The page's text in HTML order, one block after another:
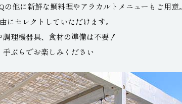
の他に新鮮な鯛料理やアラカルトメニューもご用意。
にセレクトしていただけます。
調理機器具、食材の準備は不要！
手ぶらでお楽しみください